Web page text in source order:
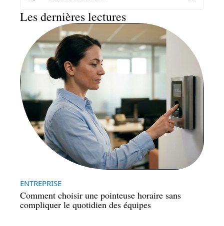
Les dernières lectures
ENTREPRISE
Comment choisir une pointeuse horaire sans
compliquer le quotidien des équipes